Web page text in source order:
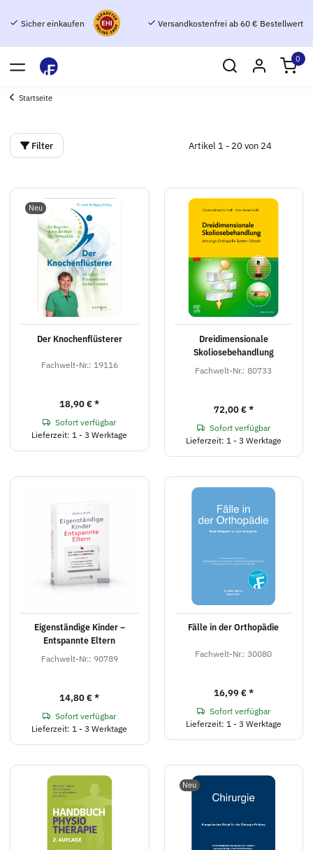
Sicher einkaufen Versandkostenfrei ab 60 € Bestellwert
0
Startseite
Filter Artikel 1 - 20 von 24
Neu
Der Knochenflüsterer
Fachwelt-Nr.: 19116
18,90 €*
Sofort verfügbar
Lieferzeit: 1 - 3 Werktage
Dreidimensionale
Skoliosebehandlung
Fachwelt-Nr.: 80733
72,00 €*
Sofort verfügbar
Lieferzeit: 1 - 3 Werktage
Eigenständige Kinder –
Entspannte Eltern
Fachwelt-Nr.: 90789
14,80 €*
Sofort verfügbar
Lieferzeit: 1 - 3 Werktage
Fälle in der Orthopädie
Fachwelt-Nr.: 30080
16,99 €*
Sofort verfügbar
Lieferzeit: 1 - 3 Werktage
Neu